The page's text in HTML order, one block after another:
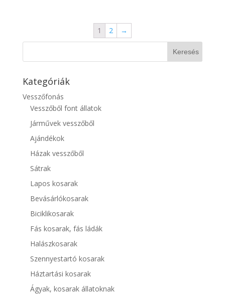
1 2 →
Kategóriák
Vesszőfonás
Vesszőből font állatok
Járművek vesszőből
Ajándékok
Házak vesszőből
Sátrak
Lapos kosarak
Bevásárlókosarak
Biciklikosarak
Fás kosarak, fás ládák
Halászkosarak
Szennyestartó kosarak
Háztartási kosarak
Ágyak, kosarak állatoknak